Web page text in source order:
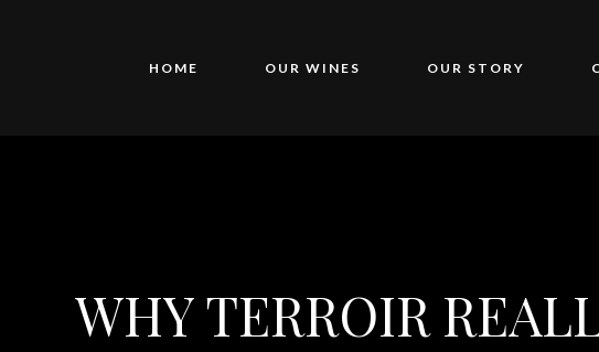
HOME OUR WINES OUR STORY
WHY TERROIR